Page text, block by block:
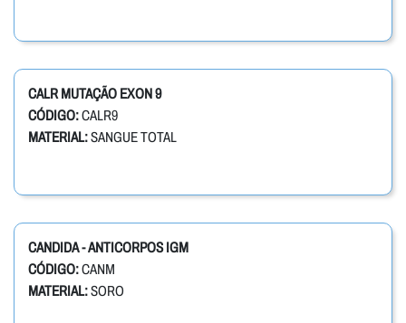
CALR MUTAÇÃO EXON 9
CÓDIGO:CALR9
MATERIAL:SANGUE TOTAL
CANDIDA - ANTICORPOS IGM
CÓDIGO:CANM
MATERIAL:SORO